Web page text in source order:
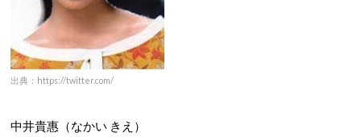
出典：https://twitter.com/
中井貴惠（なかい きえ）